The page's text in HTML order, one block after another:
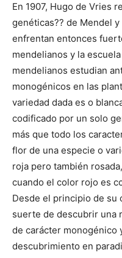
En 1907, Hugo de Vries
genéticas?? de Mendel
enfrentan entonces
mendelianos y la
mendelianos estudian
monogénicos en las
variedad dada es o
codificado por un solo
más que todo los
flor de una especie o
roja pero también
cuando el color rojo es
Desde el principio de su
suerte de descubrir una
de carácter monogénico
descubrimiento en